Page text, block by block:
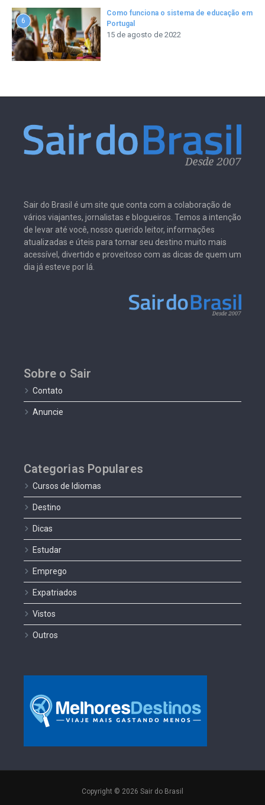
6
Como funciona o sistema de educação em
Portugal
15 de agosto de 2022
Sair do Brasil é um site que conta com a colaboração de
vários viajantes, jornalistas e blogueiros. Temos a intenção
de levar até você, nosso querido leitor, informações
atualizadas e úteis para tornar seu destino muito mais
acessível, divertido e proveitoso com as dicas de quem um
dia já esteve por lá.
Sobre o Sair
Contato
Anuncie
Categorias Populares
Cursos de Idiomas
Destino
Dicas
Estudar
Emprego
Expatriados
Vistos
Outros
Copyright © 2026 Sair do Brasil